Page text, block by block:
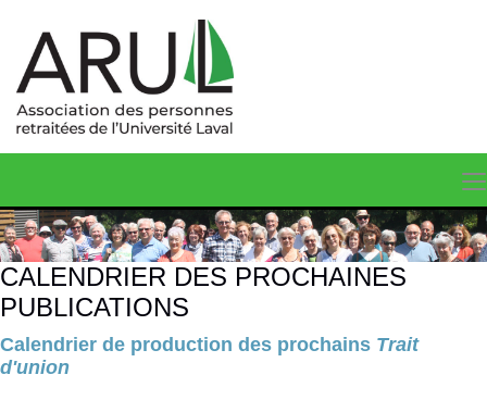
CALENDRIER DES PROCHAINES
PUBLICATIONS
Calendrier de production des prochains Trait
d'union